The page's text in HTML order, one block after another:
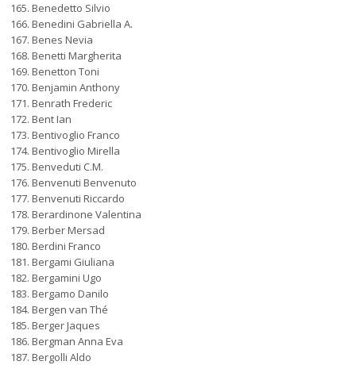
Benedetto Silvio
Benedini Gabriella A.
Benes Nevia
Benetti Margherita
Benetton Toni
Benjamin Anthony
Benrath Frederic
Bent Ian
Bentivoglio Franco
Bentivoglio Mirella
Benveduti C.M.
Benvenuti Benvenuto
Benvenuti Riccardo
Berardinone Valentina
Berber Mersad
Berdini Franco
Bergami Giuliana
Bergamini Ugo
Bergamo Danilo
Bergen van Thé
Berger Jaques
Bergman Anna Eva
Bergolli Aldo